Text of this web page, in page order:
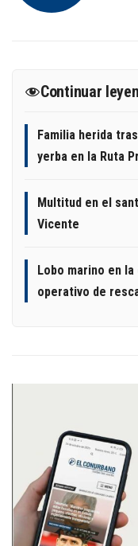
Continuar
Familia herida
yerba en la Ruta
Multitud en el
Vicente
Lobo marino en
operativo de